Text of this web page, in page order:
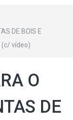
DE BOIS E
(c/ vídeo)
O
DE